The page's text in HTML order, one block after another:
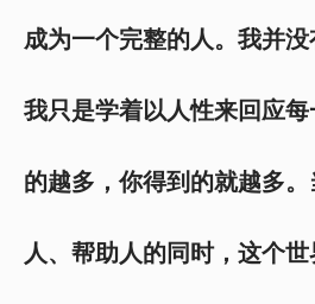
成为一个完整的人。我并没
我只是学着以人性来回应
的越多，你得到的就越多
人、帮助人的同时，这个